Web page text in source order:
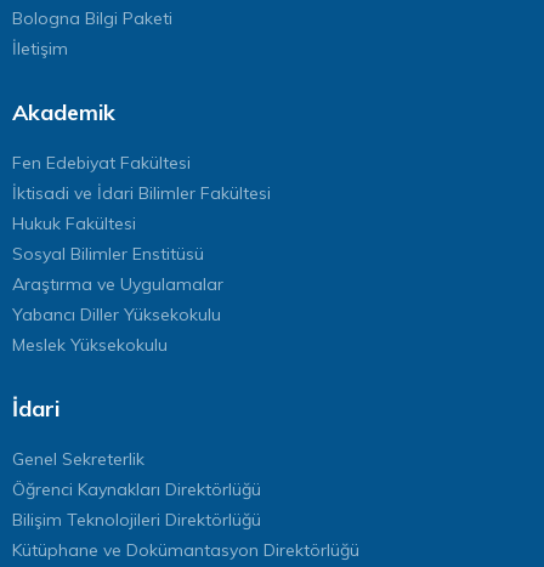
Bologna Bilgi Paketi
İletişim
Akademik
Fen Edebiyat Fakültesi
İktisadi ve İdari Bilimler Fakültesi
Hukuk Fakültesi
Sosyal Bilimler Enstitüsü
Araştırma ve Uygulamalar
Yabancı Diller Yüksekokulu
Meslek Yüksekokulu
İdari
Genel Sekreterlik
Öğrenci Kaynakları Direktörlüğü
Bilişim Teknolojileri Direktörlüğü
Kütüphane ve Dokümantasyon Direktörlüğü